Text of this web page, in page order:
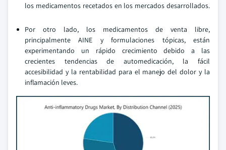
los medicamentos recetados en los mercados desarrollados.
Por otro lado, los medicamentos de venta libre,
principalmente AINE y formulaciones tópicas, están
experimentando un rápido crecimiento debido a las
crecientes tendencias de automedicación, la fácil
accesibilidad y la rentabilidad para el manejo del dolor y la
inflamación leves.